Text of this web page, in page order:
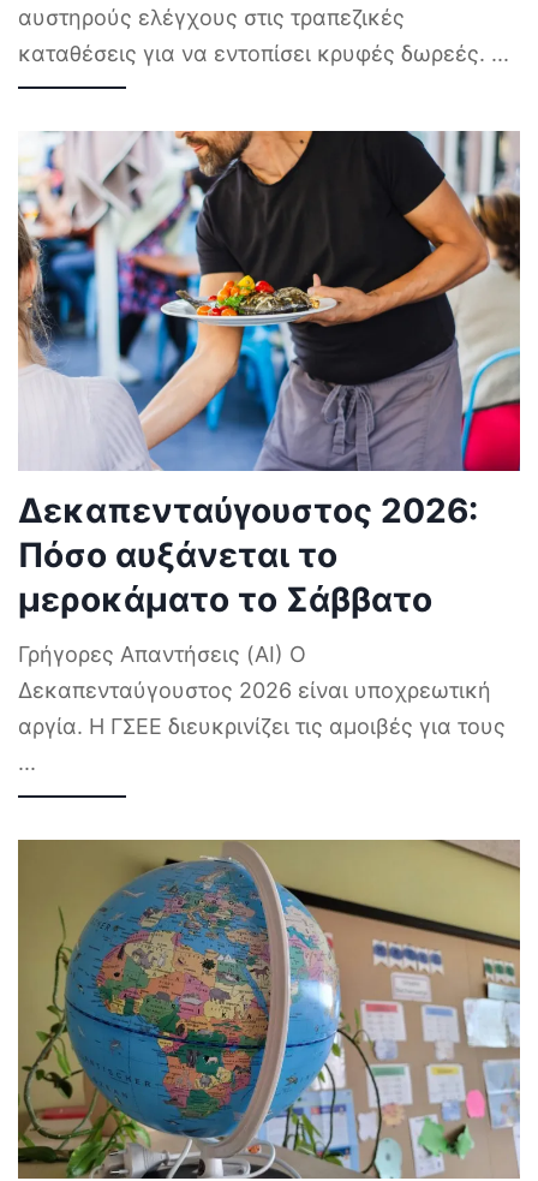
αυστηρούς ελέγχους στις τραπεζικές
καταθέσεις για να εντοπίσει κρυφές δωρεές. ...
Δεκαπενταύγουστος 2026:
Πόσο αυξάνεται το
μεροκάματο το Σάββατο
Γρήγορες Απαντήσεις (AI) Ο
Δεκαπενταύγουστος 2026 είναι υποχρεωτική
αργία. Η ΓΣΕΕ διευκρινίζει τις αμοιβές για τους
...